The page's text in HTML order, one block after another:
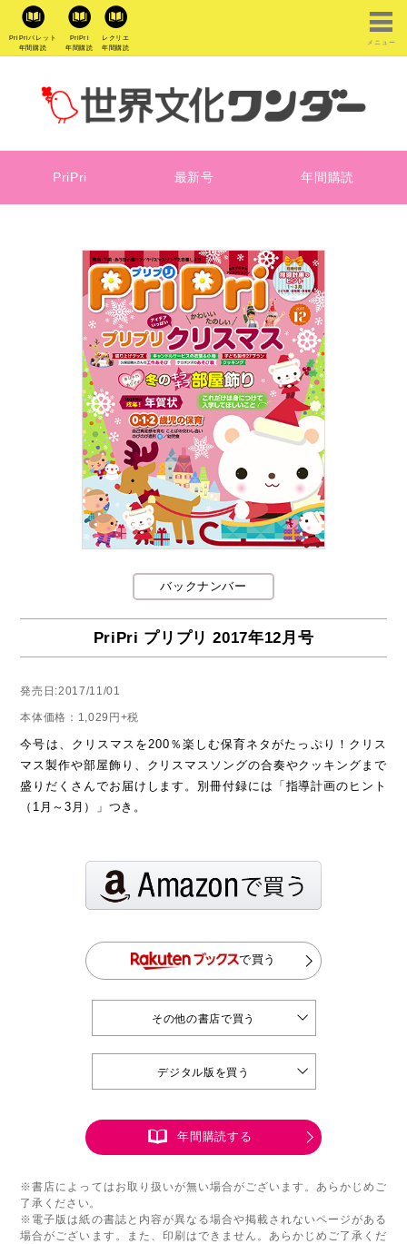
PriPriパレット
年間購読
PriPri
年間購読
レクリエ
年間購読
メニュー
PriPri 最新号 年間購読
バックナンバー
PriPri プリプリ 2017年12月号
発売日:2017/11/01
本体価格：1,029円+税
今号は、クリスマスを200％楽しむ保育ネタがたっぷり！クリス
マス製作や部屋飾り、クリスマスソングの合奏やクッキングまで
盛りだくさんでお届けします。別冊付録には「指導計画のヒント
（1月～3月）」つき。
で買う
その他の書店で買う
デジタル版を買う
年間購読する
※書店によってはお取り扱いが無い場合がございます。あらかじめご
了承ください。
※電子版は紙の書誌と内容が異なる場合や掲載されないページがある
場合がございます。また、印刷はできません。あらかじめご了承くだ